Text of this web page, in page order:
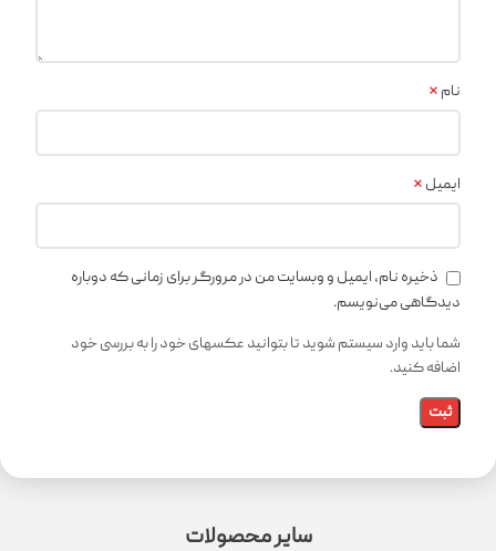
نام *
ایمیل *
ذخیره نام، ایمیل و وبسایت من در مرورگر برای زمانی که دوباره
دیدگاهی می‌نویسم.
شما باید وارد سیستم شوید تا بتوانید عکسهای خود را به بررسی خود
اضافه کنید.
سایر محصولات